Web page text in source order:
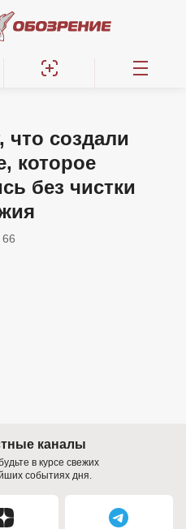
создали
которое
без чистки
66
каналы
в курсе свежих
событиях дня.